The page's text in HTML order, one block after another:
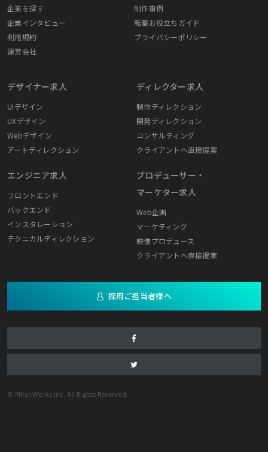
企業を探す
制作事例
企業インタビュー
転職お役立ちガイド
利用規約
プライバシーポリシー
運営会社
デザイナー求人
UIデザイン
UXデザイン
Webデザイン
アートディレクション
エンジニア求人
フロントエンド
バックエンド
インスタレーション
テクニカルディレクション
ディレクター求人
制作ディレクション
開発ディレクション
コンサルティング
クライアントへ直接提案
プロデューサー・
マーケター求人
Web企画
マーケティング
映像プロデュース
クライアントへ直接提案
採用ご担当者様へ
© Mirai Works Inc. All Rights Reserved.